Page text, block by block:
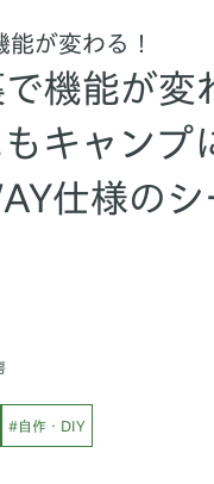
が変わる！
機能が変
キャンプ
仕様のシ
#自作・DIY